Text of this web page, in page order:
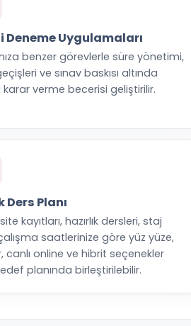
Deneme Uygulamaları
benzer görevlerle süre yönetimi,
ve sınav baskısı altında
verme becerisi geliştirilir.
Ders Planı
kayıtları, hazırlık dersleri, staj
saatlerinize göre yüz yüze,
canlı online ve hibrit seçenekler
planında birleştirilebilir.